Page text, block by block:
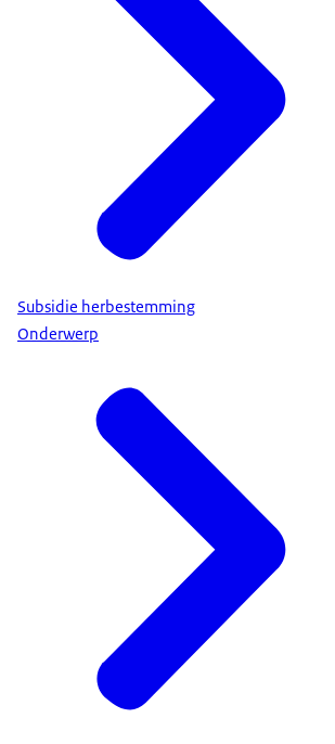
Subsidie herbestemming
Onderwerp